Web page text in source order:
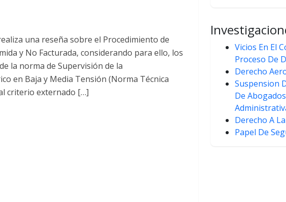
una reseña sobre el Procedimiento de
y No Facturada, considerando para ello, los
la norma de Supervisión de la
en Baja y Media Tensión (Norma Técnica
criterio externado […]
Vicios En El
Proceso De
Derecho
Suspension
De
Derecho A
Papel De